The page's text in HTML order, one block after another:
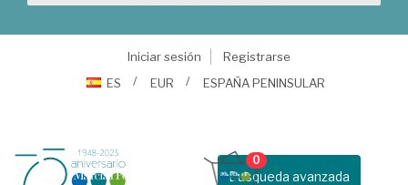
Iniciar sesión
Registrarse
ES
EUR ESPAÑA PENINSULAR
Busqueda avanzada
0